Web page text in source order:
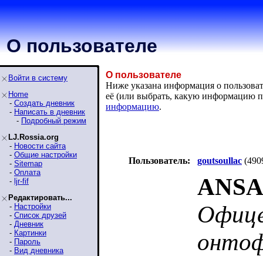
О пользователе
Войти в систему
Home
- Создать дневник
- Написать в дневник
- Подробный режим
LJ.Rossia.org
- Новости сайта
- Общие настройки
- Sitemap
- Оплата
- ljr-fif
Редактировать...
- Настройки
- Список друзей
- Дневник
- Картинки
- Пароль
- Вид дневника
О пользователе
Ниже указана информация о
её (или выбрать, какую информацию
информацию.
Пользователь: goutsoullac